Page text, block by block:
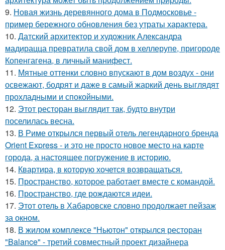
9. Новая жизнь деревянного дома в Подмосковье -
пример бережного обновления без утраты характера.
10. Датский архитектор и художник Александра
мадирацца превратила свой дом в хеллерупе, пригороде
Копенгагена, в личный манифест.
11. Мятные оттенки словно впускают в дом воздух - они
освежают, бодрят и даже в самый жаркий день выглядят
прохладными и спокойными.
12. Этот ресторан выглядит так, будто внутри
поселилась весна.
13. В Риме открылся первый отель легендарного бренда
Orient Express - и это не просто новое место на карте
города, а настоящее погружение в историю.
14. Квартира, в которую хочется возвращаться.
15. Пространство, которое работает вместе с командой.
16. Пространство, где рождаются идеи.
17. Этот отель в Хабаровске словно продолжает пейзаж
за окном.
18. В жилом комплексе "Ньютон" открылся ресторан
"Balance" - третий совместный проект дизайнера